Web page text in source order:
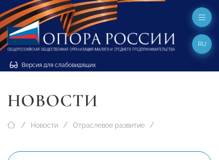
Версия для слабовидящих
RU
НОВОСТИ
Новости Отраслевое развитие